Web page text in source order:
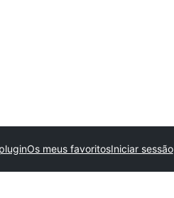
Os meus favoritosIniciar sessão